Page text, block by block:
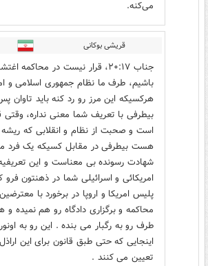
می‌کنه.
قریشی بوکانی
جناب ۲۰:۱۷، قرار نیست در محاکمه
باشیم، طرف ما نظام جمهوری اسلامی و
هرکسیکه این مرز رو رد کنه باید تاوان
بیطرفی با تعریف شما معنی نداره،
است و صحبت از نظام و انقلابی که ریشه
هست بیطرفی در مقابل کسیکه یک فرد
شهادت رسونده بی معناست و این تعریفیه
امریکائی و اسرائیلی شما در ذهنتون فرو
پلیس امریکا و اروپا در برخورد با
محاکمه و برگزاری دادگاه رو هم نمیده
طرف رو به رگبار می بنده . این رو به
اینجایی که حتی طبق قانون برای این
تعیین می کنند .